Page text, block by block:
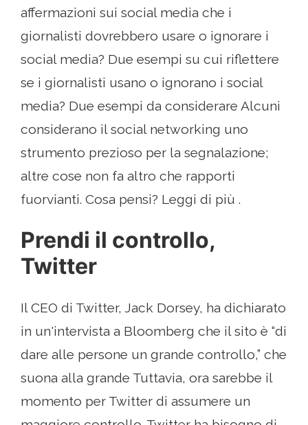
affermazioni sui social media che i
giornalisti dovrebbero usare o ignorare i
social media? Due esempi su cui riflettere
se i giornalisti usano o ignorano i social
media? Due esempi da considerare Alcuni
considerano il social networking uno
strumento prezioso per la segnalazione;
altre cose non fa altro che rapporti
fuorvianti. Cosa pensi? Leggi di più .
Prendi il controllo,
Twitter
Il CEO di Twitter, Jack Dorsey, ha dichiarato
in un'intervista a Bloomberg che il sito è “di
dare alle persone un grande controllo,” che
suona alla grande Tuttavia, ora sarebbe il
momento per Twitter di assumere un